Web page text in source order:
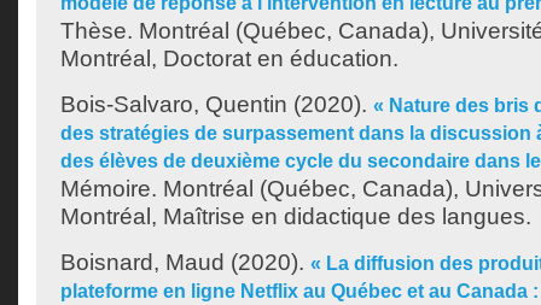
Thèse. Montréal (Québec, Canada),
Montréal, Doctorat en éducation.
Bois-Salvaro, Quentin (2020). « Nature des bris
des stratégies de surpassement dans la discussion
des élèves de deuxième cycle du secondaire dans
Mémoire. Montréal (Québec, Canada),
Montréal, Maîtrise en didactique des langues.
Boisnard, Maud (2020). « La diffusion des
plateforme en ligne Netflix au Québec et au Canada